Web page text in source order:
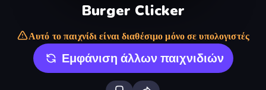
Burger Clicker
Αυτό το παιχνίδι είναι διαθέσιμο μόνο σε υπολογιστές
Εμφάνιση άλλων παιχνιδιών